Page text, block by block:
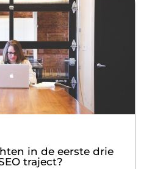
in de eerste drie
traject?